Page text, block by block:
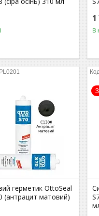
1
В
герметик OttoSeal
(антрацит матовий)